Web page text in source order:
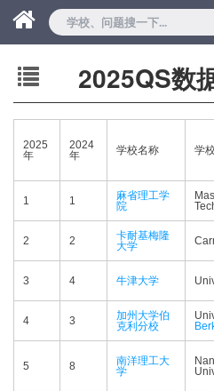
2025QS数
2025
年
2024
年
学校名称 学
1 1
麻省理工学
院
2 2
卡耐基梅隆
大学
3 4 牛津大学
4 3
加州大学伯
克利分校
5 8
南洋理工大
学